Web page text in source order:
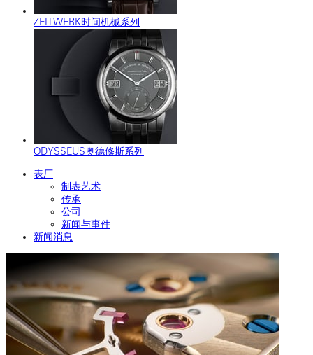
ZEITWERK时间机械系列
ODYSSEUS奥德修斯系列
表厂
制表艺术
传承
公司
新闻与事件
新闻消息